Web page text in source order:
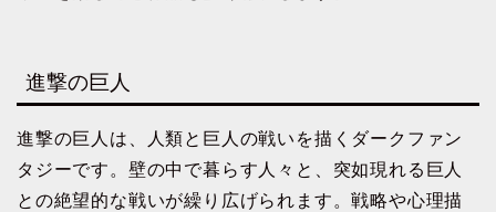
進撃の巨人
進撃の巨人は、人類と巨人の戦いを描くダークファン
タジーです。壁の中で暮らす人々と、突如現れる巨人
との絶望的な戦いが繰り広げられます。戦略や心理描